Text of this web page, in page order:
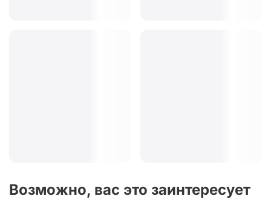
Возможно, вас это заинтересует